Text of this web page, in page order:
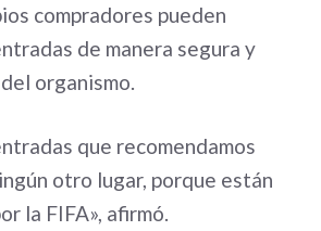
compradores pueden
de manera segura y
organismo.
que recomendamos
otro lugar, porque están
la FIFA», afirmó.